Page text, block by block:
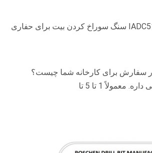
تریکون بیت IADC517/537 سنگ سوراخ کردن بیت برای حفاری
معمولاً 1 تا 5 تا